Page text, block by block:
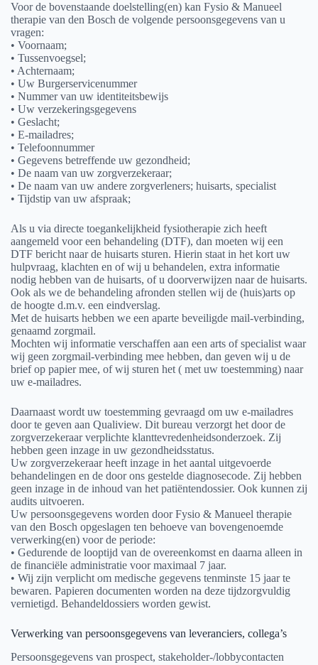
Voor de bovenstaande doelstelling(en) kan Fysio & Manueel
therapie van den Bosch de volgende persoonsgegevens van u
vragen:
• Voornaam;
• Tussenvoegsel;
• Achternaam;
• Uw Burgerservicenummer
• Nummer van uw identiteitsbewijs
• Uw verzekeringsgegevens
• Geslacht;
• E-mailadres;
• Telefoonnummer
• Gegevens betreffende uw gezondheid;
• De naam van uw zorgverzekeraar;
• De naam van uw andere zorgverleners; huisarts, specialist
• Tijdstip van uw afspraak;
Als u via directe toegankelijkheid fysiotherapie zich heeft
aangemeld voor een behandeling (DTF), dan moeten wij een
DTF bericht naar de huisarts sturen. Hierin staat in het kort uw
hulpvraag, klachten en of wij u behandelen, extra informatie
nodig hebben van de huisarts, of u doorverwijzen naar de huisarts.
Ook als we de behandeling afronden stellen wij de (huis)arts op
de hoogte d.m.v. een eindverslag.
Met de huisarts hebben we een aparte beveiligde mail-verbinding,
genaamd zorgmail.
Mochten wij informatie verschaffen aan een arts of specialist waar
wij geen zorgmail-verbinding mee hebben, dan geven wij u de
brief op papier mee, of wij sturen het ( met uw toestemming) naar
uw e-mailadres.
Daarnaast wordt uw toestemming gevraagd om uw e-mailadres
door te geven aan Qualiview. Dit bureau verzorgt het door de
zorgverzekeraar verplichte klanttevredenheidsonderzoek. Zij
hebben geen inzage in uw gezondheidsstatus.
Uw zorgverzekeraar heeft inzage in het aantal uitgevoerde
behandelingen en de door ons gestelde diagnosecode. Zij hebben
geen inzage in de inhoud van het patiëntendossier. Ook kunnen zij
audits uitvoeren.
Uw persoonsgegevens worden door Fysio & Manueel therapie
van den Bosch opgeslagen ten behoeve van bovengenoemde
verwerking(en) voor de periode:
• Gedurende de looptijd van de overeenkomst en daarna alleen in
de financiële administratie voor maximaal 7 jaar.
• Wij zijn verplicht om medische gegevens tenminste 15 jaar te
bewaren. Papieren documenten worden na deze tijdzorgvuldig
vernietigd. Behandeldossiers worden gewist.
Verwerking van persoonsgegevens van leveranciers, collega’s
Persoonsgegevens van prospect, stakeholder-/lobbycontacten